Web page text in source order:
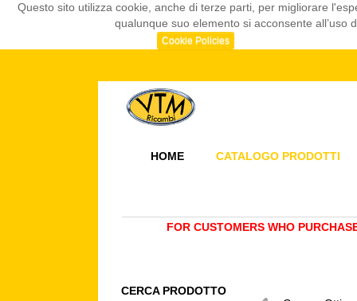
Questo sito utilizza cookie, anche di terze parti, per migliorare
qualunque suo elemento si acconsente all’uso
Cookie Policies
HOME CATALOGO PRODOTTI
FOR CUSTOMERS WHO
CERCA PRODOTTO